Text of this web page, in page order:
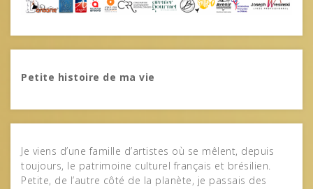
Petite histoire de ma vie
Je viens d’une famille d’artistes où se mêlent, depuis
toujours, le patrimoine culturel français et brésilien.
Petite, de l’autre côté de la planète, je passais des